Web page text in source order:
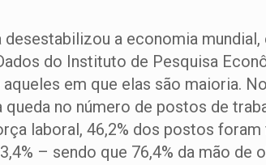
desestabilizou a economia
do Instituto de Pesquisa
em que elas são maioria.
queda no número de postos de
laboral, 46,2% dos postos
– sendo que 76,4% da mão de